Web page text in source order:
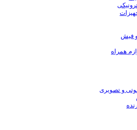
فیش
همراه
و تصویری